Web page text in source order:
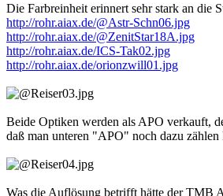
Die Farbreinheit erinnert sehr stark an die
http://rohr.aiax.de/@Astr-Schn06.jpg
http://rohr.aiax.de/@ZenitStar18A.jpg
http://rohr.aiax.de/ICS-Tak02.jpg
http://rohr.aiax.de/orionzwill01.jpg
Beide Optiken werden als APO verkauft,
daß man unteren "APO" noch dazu zählen
Was die Auflösung betrifft hätte der TMB